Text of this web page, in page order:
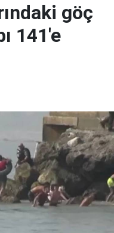
göç
141'e